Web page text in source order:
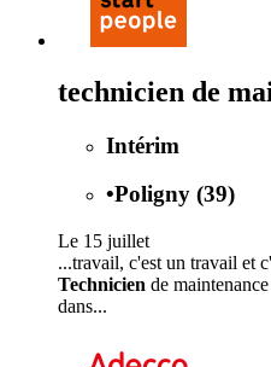
technicien de
Intérim
•Poligny (39)
Le 15 juillet
...travail, c'est un travail et
Technicien de
dans...